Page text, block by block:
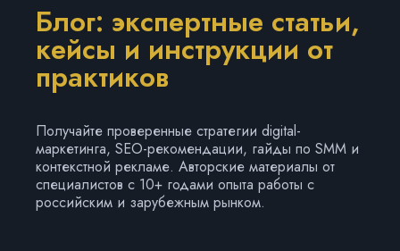
Блог: экспертные статьи,
кейсы и инструкции от
практиков
Получайте проверенные стратегии digital-
маркетинга, SEO-рекомендации, гайды по SMM и
контекстной рекламе. Авторские материалы от
специалистов с 10+ годами опыта работы с
российским и зарубежным рынком.